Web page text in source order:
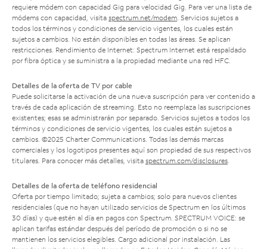
requiere módem con capacidad Gig para velocidad Gig. Para ver una lista de
módems con capacidad, visita spectrum.net/modem . Servicios sujetos a
todos los términos y condiciones de servicio vigentes, los cuales están
sujetos a cambios. No están disponibles en todas las áreas. Se aplican
restricciones. Rendimiento de Internet: Spectrum Internet está respaldado
por fibra óptica y se suministra a la propiedad mediante una red HFC.
Detalles de la oferta de TV por cable
Puede solicitarse la activación de una nueva suscripción para ver contenido a
través de cada aplicación de streaming. Esto no reemplaza las suscripciones
existentes; esas se administrarán por separado. Servicios sujetos a todos los
términos y condiciones de servicio vigentes, los cuales están sujetos a
cambios. ©2025 Charter Communications. Todas las demás marcas
comerciales y los logotipos presentes aquí son propiedad de sus respectivos
titulares. Para conocer más detalles, visita spectrum.com/disclosures
Detalles de la oferta de teléfono residencial
Oferta por tiempo limitado; sujeta a cambios; solo para nuevos clientes
residenciales (que no hayan utilizado servicios de Spectrum en los últimos
30 días) y que estén al día en pagos con Spectrum. SPECTRUM VOICE: se
aplican tarifas estándar después del período de promoción o si no se
mantienen los servicios elegibles. Cargo adicional por instalación. Las